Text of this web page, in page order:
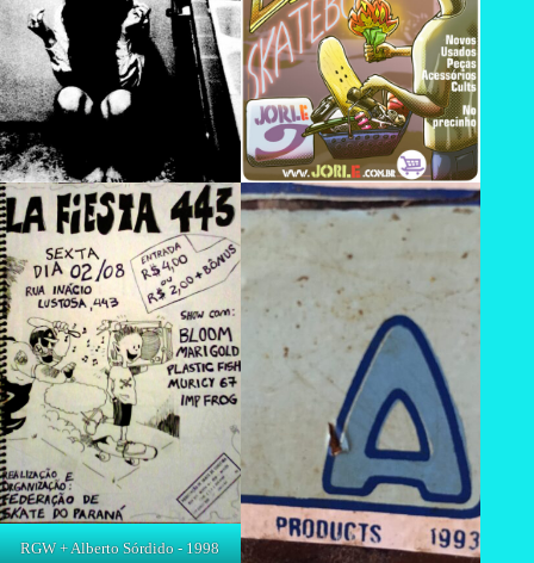
RGW + Alberto Sórdido - 1998